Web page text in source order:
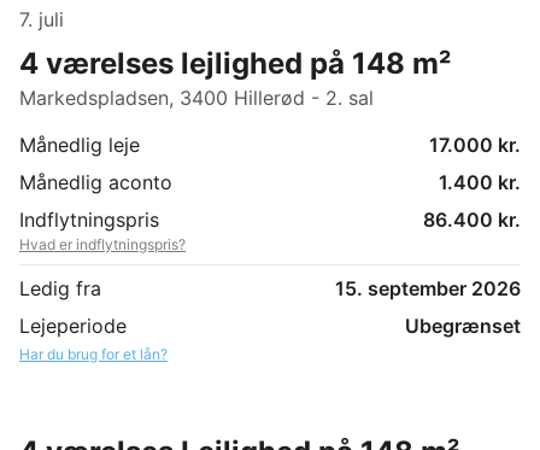
7. juli
4 værelses lejlighed på 148 m²
Markedspladsen, 3400 Hillerød - 2. sal
Månedlig leje
17.000 kr.
Månedlig aconto
1.400 kr.
Indflytningspris
86.400 kr.
Hvad er indflytningspris?
Ledig fra
15. september 2026
Lejeperiode
Ubegrænset
Har du brug for et lån?